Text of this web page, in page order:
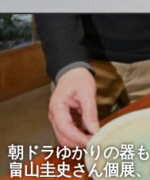
朝ドラゆかりの器
畠山圭史さん個展